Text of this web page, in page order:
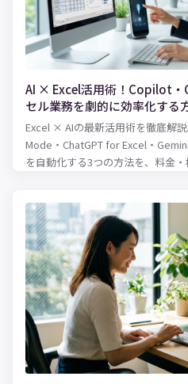
AI × Excel活用術！Copilot・
セル業務を劇的に効率化する
Excel × AIの最新活用術を徹底解
Mode・ChatGPT for Excel・
を自動化する3つの方法を、料金